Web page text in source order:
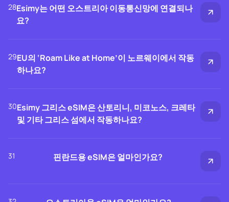
28Esimy는 어떤 오스트리아 이동통신망에 연결되나
요?
29EU의 ‘Roam Like at Home’이 노르웨이에서 작동
하나요?
30Esimy 그리스 eSIM은 산토리니, 미코노스, 크레타
및 기타 그리스 섬에서 작동하나요?
31 핀란드용 eSIM은 얼마인가요?